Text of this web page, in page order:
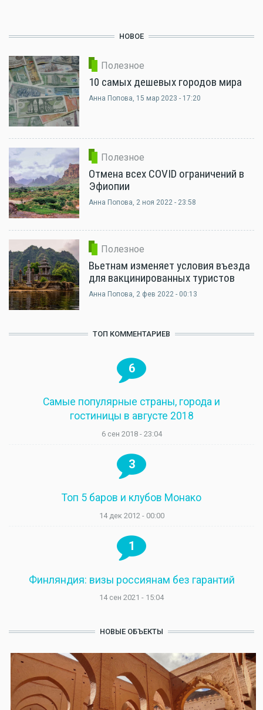
НОВОЕ
Полезное
10 самых дешевых городов мира
Анна Попова, 15 мар 2023 - 17:20
Полезное
Отмена всех COVID ограничений в
Эфиопии
Анна Попова, 2 ноя 2022 - 23:58
Полезное
Вьетнам изменяет условия въезда
для вакцинированных туристов
Анна Попова, 2 фев 2022 - 00:13
ТОП КОММЕНТАРИЕВ
6
Самые популярные страны, города и
гостиницы в августе 2018
6 сен 2018 - 23:04
3
Топ 5 баров и клубов Монако
14 дек 2012 - 00:00
1
Финляндия: визы россиянам без гарантий
14 сен 2021 - 15:04
НОВЫЕ ОБЪЕКТЫ